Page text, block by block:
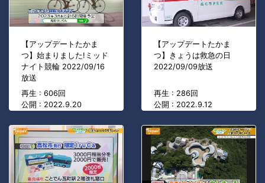
【アップデートたかま
つ】始まりました!ミッド
ナイト競輪 2022/09/16
放送
再生 : 606回
公開 : 2022.9.20
【アップデートたかま
つ】きょうは救急の日
2022/09/09放送
再生 : 286回
公開 : 2022.9.12